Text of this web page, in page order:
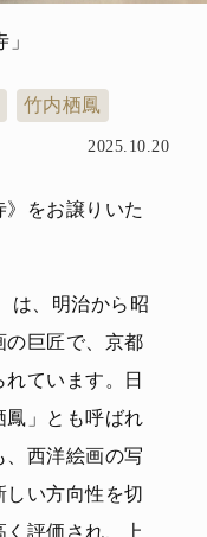
竹内栖鳳
2025.10.20
をお譲りいた
は、明治から昭
の巨匠で、京都
ています。日
鳳」とも呼ばれ
、西洋絵画の写
い方向性を切
く評価され、上